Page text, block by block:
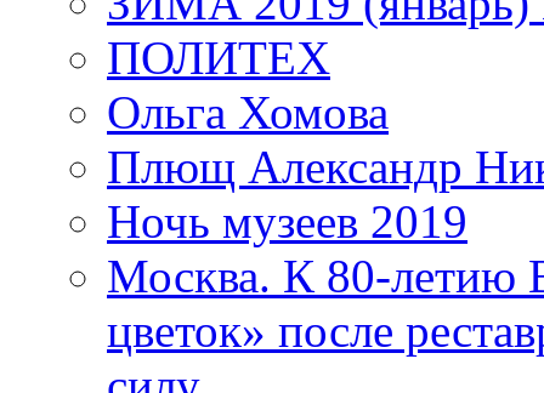
ПОЛИТЕХ
Ольга Хомова
Плющ Александр
Ночь музеев 2019
Москва. К 80-
цветок» после